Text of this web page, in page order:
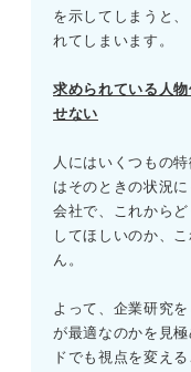
を示してしまうと
れてしまいます。
求められている人
せない
人にはいくつもの
はそのときの状況
会社で、これから
してほしいのか、
ん。
よって、企業研究
が最適なのかを見
ドでも視点を変え